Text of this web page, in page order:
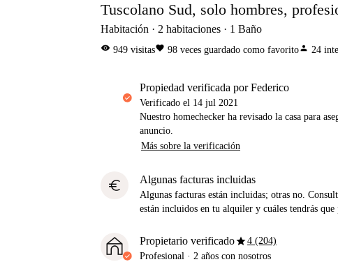
Tuscolano Sud, solo hombres,
Habitación 2 habitaciones 1 Baño
visibility 949 visitasfavorite 98 veces guardado como favoritoperson 24
propiedad verificada por Federico
Verificado el 14 jul 2021
Nuestro homechecker ha revisado la casa para
anuncio.
Más sobre la verificación
euro Algunas facturas incluidas
Algunas facturas están incluidas; otras no.
están incluidos en tu alquiler y cuáles tendrás que
Propietario verificadostar4 (204)
Profesional · 2 años con nosotros